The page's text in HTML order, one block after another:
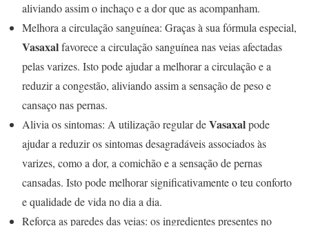
aliviando assim o inchaço e a dor que as acompanham.
Melhora a circulação sanguínea: Graças à sua fórmula especial,
Vasaxalfavorece a circulação sanguínea nas veias afectadas
pelas varizes. Isto pode ajudar a melhorar a circulação e a
reduzir a congestão, aliviando assim a sensação de peso e
cansaço nas pernas.
Alivia os sintomas: A utilização regular deVasaxalpode
ajudar a reduzir os sintomas desagradáveis associados às
varizes, como a dor, a comichão e a sensação de pernas
cansadas. Isto pode melhorar significativamente o teu conforto
e qualidade de vida no dia a dia.
Reforça as paredes das veias: os ingredientes presentes no